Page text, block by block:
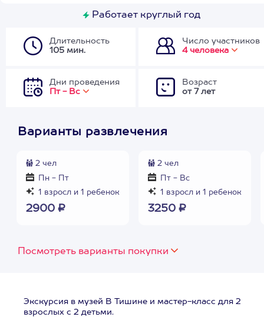
Работает круглый год
Длительность
105 мин.
Число участников
4 человека
Дни проведения
Пт - Вс
Возраст
от 7 лет
Варианты развлечения
2 чел
Пн - Пт
1 взросл и 1 ребенок
2900 ₽
2 чел
Пт - Вс
1 взросл и 1 ребенок
3250 ₽
Посмотреть варианты покупки
Экскурсия в музей В Тишине и мастер-класс для 2
взрослых с 2 детьми.